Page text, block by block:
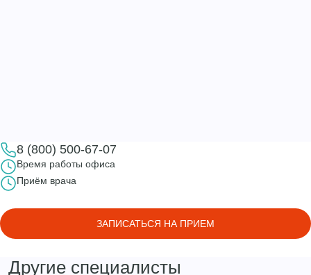
8 (800) 500-67-07
Время работы офиса
Приём врача
ЗАПИСАТЬСЯ НА ПРИЕМ
Другие специалисты